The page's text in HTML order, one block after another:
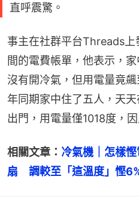
直呼震驚。
事主在社群平台Threads上
間的電費帳單，他表示，
沒有開冷氣，但用電量竟
年同期家中住了五人，天
出門，用電量僅1018度，
相關文章： 冷氣機｜怎樣
扇　調較至「這溫度」慳